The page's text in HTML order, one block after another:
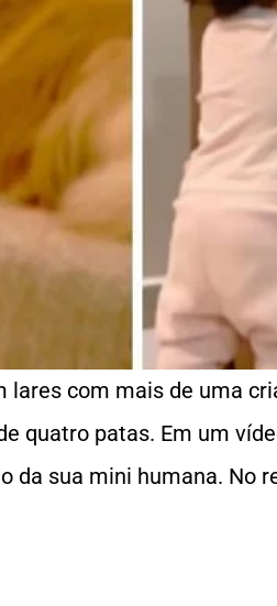
com mais de uma
quatro patas. Em um
sua mini humana. No